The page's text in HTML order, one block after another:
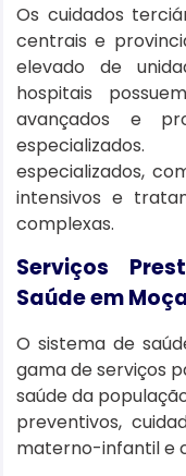
Os cuidados
centrais e
elevado de
hospitais
avançados e
especializados,
intensivos e
complexas.
Serviços
Saúde em
O sistema de
gama de serviços
saúde da
preventivos,
materno-infantil e